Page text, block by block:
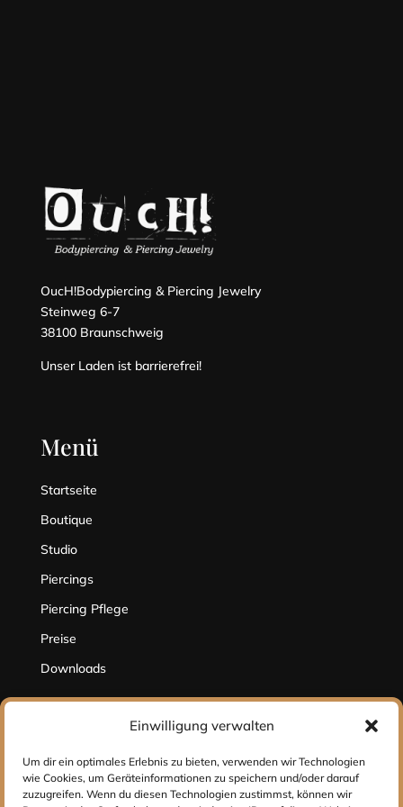
Einwilligung verwalten
Um dir ein optimales Erlebnis zu bieten, verwenden wir Technologien
wie Cookies, um Geräteinformationen zu speichern und/oder darauf
zuzugreifen. Wenn du diesen Technologien zustimmst, können wir
OucH!Bodypiercing & Piercing Jewelry
Steinweg 6-7
38100 Braunschweig
Unser Laden ist barrierefrei!
Menü
Startseite
Boutique
Studio
Piercings
Piercing Pflege
Preise
Downloads
Kontakt